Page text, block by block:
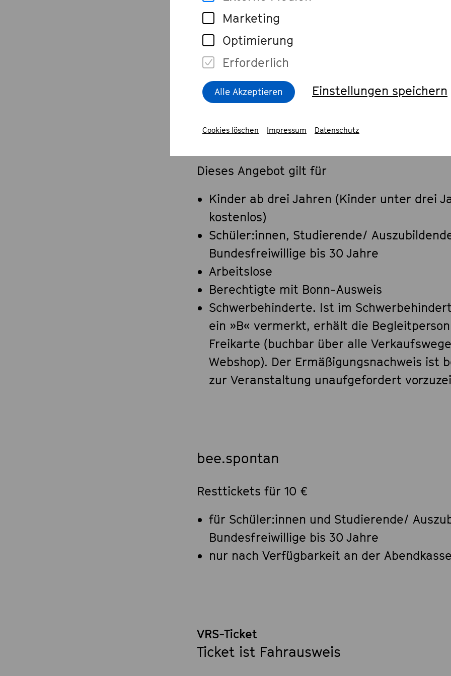
Marketing
Optimierung
Erforderlich
Alle Akzeptieren Einstellungen speichern
Cookies löschen Impressum Datenschutz
Alle Informationen zur Barrierefreiheit im Überblick
50% Ermäßigung auf den regulären
Dieses Angebot gilt für
Kinder ab drei Jahren (Kinder unter drei
kostenlos)
Schüler:innen, Studierende/
Bundesfreiwillige bis 30 Jahre
Arbeitslose
Berechtigte mit Bonn-Ausweis
Schwerbehinderte. Ist im
ein »B« vermerkt, erhält die
Freikarte (buchbar über alle
Webshop). Der Ermäßigungsnachweis ist
zur Veranstaltung unaufgefordert
bee.spontan
Resttickets für 10 €
für Schüler:innen und Studierende/
Bundesfreiwillige bis 30 Jahre
nur nach Verfügbarkeit an der Abendkasse
VRS-Ticket
Ticket ist Fahrausweis